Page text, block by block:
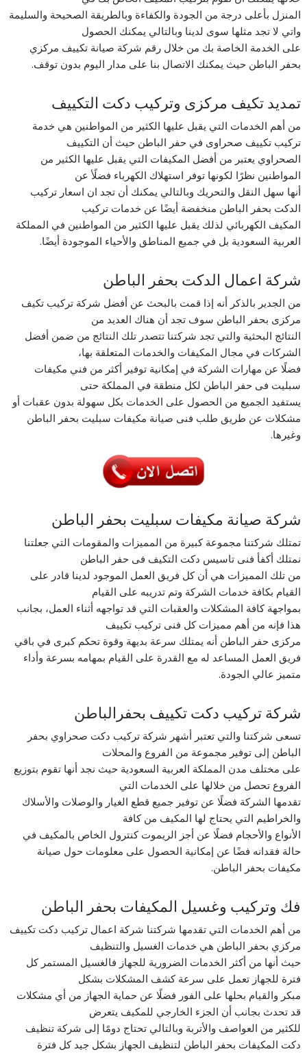
المنزل بأعلى درجة من الجودة والكفاءة وبالطريقة الصحيحة والسليمة
واتي لا تجد مثلها سوى لدينا وبالتالي يمكنك الحصول
على الخدمة الخاصة بك من خلال رقم شركة صيانة تكييف مركزي
بحفر الباطن حيث يمكنك الاتصال بنا على مدار اليوم بدون توقف.
تمديد تكيف مركزى وتركيب دكت التكييف
من أهم الخدمات التي يقبل عليها الكثير من المواطنين هي خدمة
تركيب تكييف صحراوى في حفر الباطن حيث أن التكييف
الصحراوي يعتبر من أفضل المكيفات التي يقبل عليها الكثير من
المواطنين نظرًا لكونها توفر استهلاك الكهرباء فضلًأ عن
أنها سهل النقل والتحريك وبالتالي يمكنك أن تجد ان اسعار تركيب
الدكت بحفر الباطن منخفضة أيضًا عن خدمات تركيب
المكيف الكهربائي لذلك يقبل عليها الكثير من المواطنين في المملكة
العربية السعودية بل في جميع المناطق والأحياء الموجودة أيضًا.
شركة اعمال الدكت بحفر الباطن
من الجدير بالذكر أنه إذا قمت بالبحث عن أفضل شركة تركيب تكيف
مركزى بحفر الباطن سوف تجد أن هناك العديد من
النتائج البحثية والتي تجد شركتنا تتصدر تلك النتائج من ضمن أفضل
الشركات في مجال المكيفات والخدمات المتعلقة بها،
فضلًا عن مهارات الشركة في إمكانية توفير أكثر من فني مكيفات
سبليت فى حفر الباطن لكل منطقة في المملكة حتى
يستفيد الجميع من الحصول على الخدمات بكل سهولة بدون عقبات أو
مشكلات عن طريق طلب فنى صيانة مكيفات سبليت بحفر الباطن
وغيرها.
شركة صيانة مكيفات سبليت بحفر الباطن
تمتلك شركتنا مجموعة كبيرة من المميزات والمقومات التي جعلتنا
نمتلك أكفأ فنى تاسيس دكت التكيف فى حفر الباطن
من تلك المميزات هي أن كل فريق العمل الموجود لدينا قادر على
القيام بكافة خدمات الشركة وتم تدريبه على القيام
بمواجهة كافة المشكلات والعقبات التي قد تواجهه أثناء العمل، بجانب
هذا فإنه من أهم مميزات كل فنى تركيب تكييف
مركزى حفر الباطن أنه يمتلك سرعة بديهة وقوة تحكم كبرى في باقي
فريق العمل المساعد له مع القدرة على القيام بمهامه بسرعة وأداء
متميز عالي الجودة.
شركة تركيب دكت تكييف بحفرالباطن
تسعى شركتنا والتي تعتبر أشهر شركة تركيب دكت صحراوي بحفر
الباطن إلى توفير مجموعة من الفروع والمحلات
على مختلف مدن المملكة العربية السعودية حيث نجد أنها تقوم بتوزيع
الفروع تحصل من خلالها على الخدمات التي
تقدمها الشركة فضلًا عن توفير جميع قطع الغيار والوصلات والأسلاك
والخراطيم التي يحتاج لها المكيف من كافة
الأنواع والأحجام فضلًا عن أجز الريموت كنترول الخاص بالمكيف في
حالة فقدانه فضًا عن إمكانية الحصول على معلومات حول صيانة
مكيفات بحفر الباطن.
فك وتركيب وغسيل المكيفات بحفر الباطن
من أهم الخدمات التي تقدمها شركتنا شركة اعمال تركيب دكت تكييف
مركزي بحفر الباطن هي خدمات الغسيل والتنظيف
حيث أنها من أكثر الخدمات الضرورية للجهاز فالغسيل المستمر كل
فترة للجهاز تعمل على سرعة كشف المشكلات بشكل
مبكر والقيام بحلها على الفور فضلًا عن حماية الجهاز من أي مشكلات
قد تحدث بجانب أن الجزء الخارجي للمكيف يتعرض
للكثير من العواصف والأتربة وبالتالي تحتاج دومًا إلى شركة تنظيف
دكت المكيفات بحفر الباطن لتنظيف الجهاز بشكل جيد كل فترة